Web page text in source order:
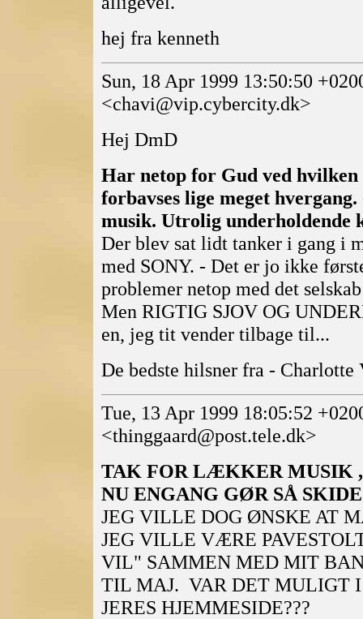
hej fra kenneth
Sun, 18 Apr 1999 13:50:50
<chavi@vip.cybercity.dk>
Hej DmD
Har netop for Gud ved
forbavses lige meget
musik. Utrolig underholdende
Der blev sat lidt tanker i gang i
med SONY. - Det er jo ikke
problemer netop med det
Men RIGTIG SJOV OG
en, jeg tit vender tilbage til...
De bedste hilsner fra -
Tue, 13 Apr 1999 18:05:52
<thinggaard@post.tele.dk>
TAK FOR LÆKKER MUSIK
NU ENGANG GØR SÅ
JEG VILLE DOG ØNSKE AT
JEG VILLE VÆRE
VIL" SAMMEN MED MIT
TIL MAJ. VAR DET MULIGT
JERES HJEMMESIDE???